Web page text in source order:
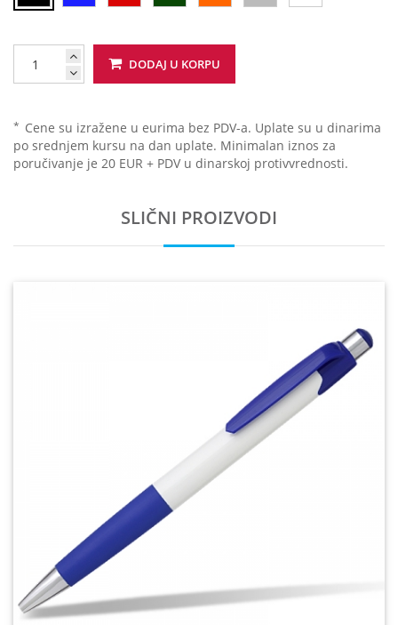
DODAJ U KORPU
* Cene su izražene u eurima bez PDV-a. Uplate su u dinarima
po srednjem kursu na dan uplate. Minimalan iznos za
poručivanje je 20 EUR + PDV u dinarskoj protivvrednosti.
SLIČNI PROIZVODI